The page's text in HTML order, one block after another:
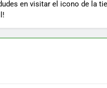
en visitar el icono de la